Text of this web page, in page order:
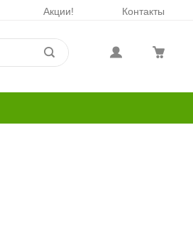
Акции! Контакты